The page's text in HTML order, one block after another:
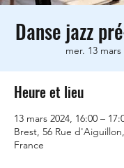
Danse jazz
mer. 13 mars
Heure et lieu
13 mars 2024, 16:00 –
Brest, 56 Rue
France